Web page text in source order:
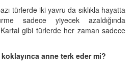
türlerde iki yavru da sıklıkla hayatta
sadece yiyecek azaldığında
gibi türlerde her zaman sadece
anne terk eder mi?